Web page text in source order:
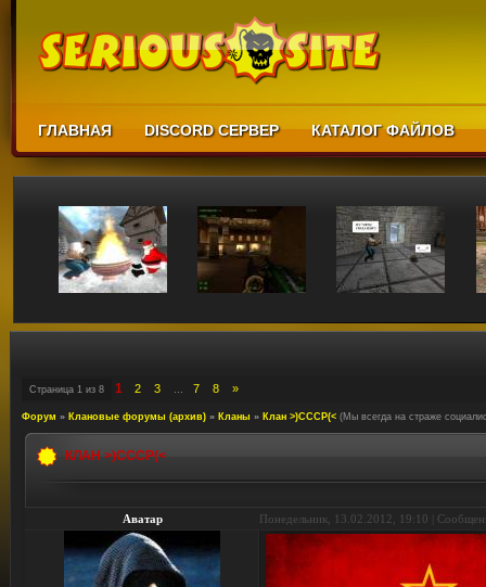
ГЛАВНАЯ DISCORD СЕРВЕР КАТАЛОГ ФАЙЛОВ
Страница 1 из 8 1 2 3 … 7 8 »
Форум » Клановые форумы (архив) » Кланы » Клан >)CCCP(< (Мы всегда на страже
КЛАН >)CCCP(<
Аватар Понедельник, 13.02.2012, 19:10 |